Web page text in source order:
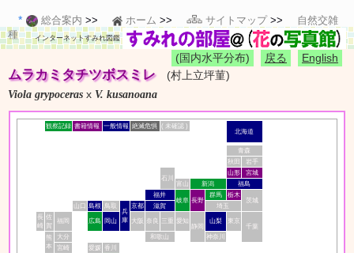
総合案内 ホーム サイトマップ
自然交雑
種
インターネットすみれ図鑑
English
戻る
(国内水平分布)
ムラカミタチツボスミレ(村上立坪菫)
Viola grypoceras x V. kusanoana
観察記録 書籍情報 一般情報 絶滅危惧 ( 未確認 )
北海道
青森
秋田
岩手
石川
山形
宮城
富山
新潟
福島
福井
岐阜 長野
群馬 栃木
茨城
山口 島根 鳥取
兵
庫
京都 滋賀
埼玉
長
崎
佐
賀
福岡 広島 岡山 大阪 奈良 三重 愛知
静岡
山梨 東京
千葉
熊
本
大分 和歌山
神奈川
宮崎
愛媛 香川